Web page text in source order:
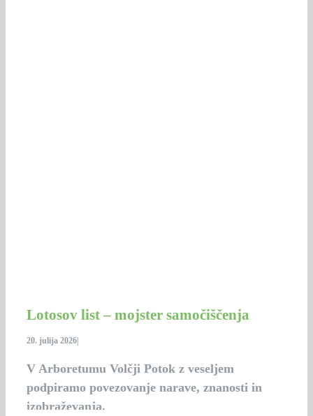
Lotosov list – mojster samočiščenja
20. julija 2026
V Arboretumu Volčji Potok z veseljem
podpiramo povezovanje narave, znanosti in
izobraževanja.